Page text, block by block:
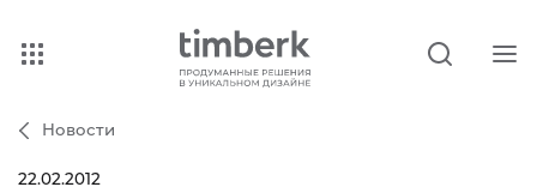
Новости
22.02.2012